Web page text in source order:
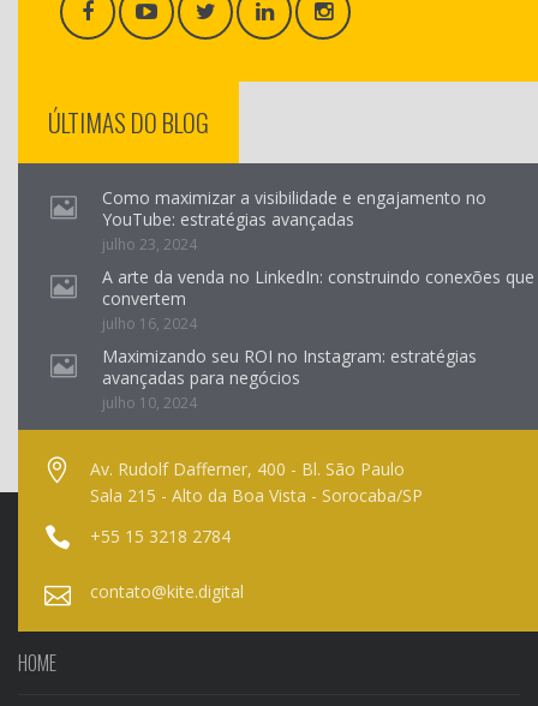
ÚLTIMAS DO BLOG
Como maximizar a visibilidade e engajamento no
YouTube: estratégias avançadas
julho 23, 2024
A arte da venda no LinkedIn: construindo conexões que
convertem
julho 16, 2024
Maximizando seu ROI no Instagram: estratégias
avançadas para negócios
julho 10, 2024
Av. Rudolf Dafferner, 400 - Bl. São Paulo
Sala 215 - Alto da Boa Vista - Sorocaba/SP
+55 15 3218 2784
contato@kite.digital
HOME